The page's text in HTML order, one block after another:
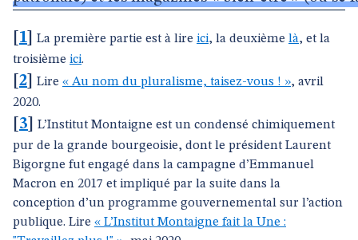
1 La première partie est à lire ici, la deuxième là, et la
troisième ici.
2 Lire « Au nom du pluralisme, taisez-vous ! », avril
2020.
3
L’Institut Montaigne est un condensé chimiquement
pur de la grande bourgeoisie, dont le président Laurent
Bigorgne fut engagé dans la campagne d’Emmanuel
Macron en 2017 et impliqué par la suite dans la
conception d’un programme gouvernemental sur l’action
publique. Lire « L’Institut Montaigne fait la Une :